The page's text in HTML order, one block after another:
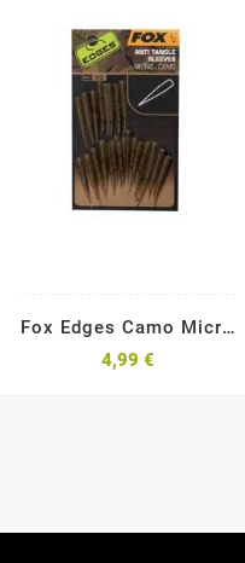
Fox Edges Camo Micro
4,99 €